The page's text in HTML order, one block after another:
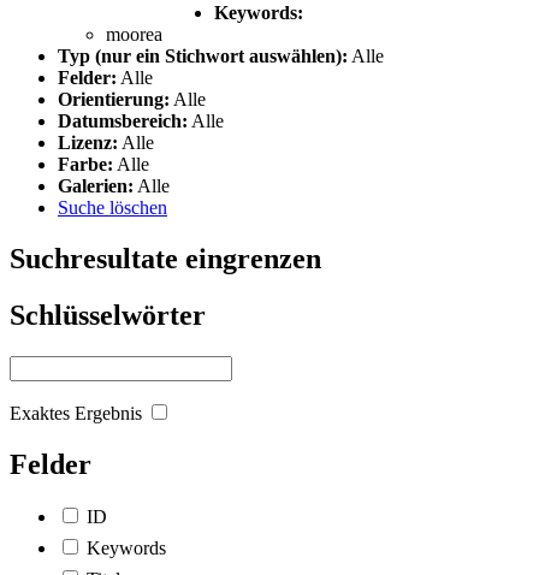
Keywords:
moorea
Typ (nur ein Stichwort auswählen): Alle
Felder: Alle
Orientierung: Alle
Datumsbereich: Alle
Lizenz: Alle
Farbe: Alle
Galerien: Alle
Suche löschen
Suchresultate eingrenzen
Schlüsselwörter
Exaktes Ergebnis
Felder
ID
Keywords